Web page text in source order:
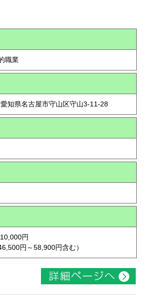
職業
知県名古屋市守山区守山3-11-28
円
円～58,900円含む）